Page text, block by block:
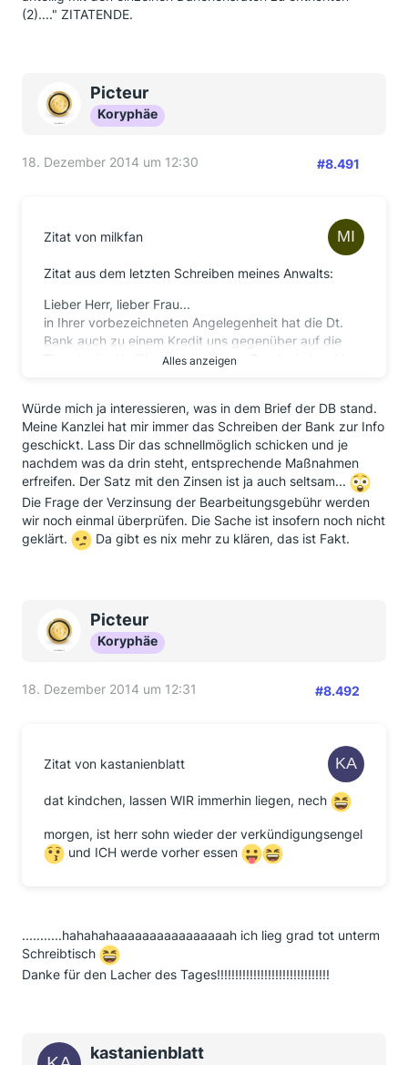
(2)...." ZITATENDE.
Picteur
Koryphäe
18. Dezember 2014 um 12:30 #8.491
Zitat von milkfan
Zitat aus dem letzten Schreiben meines Anwalts:
Lieber Herr, lieber Frau...
in Ihrer vorbezeichneten Angelegenheit hat die Dt.
Bank auch zu einem Kredit uns gegenüber auf die
Einrede der Verjährung verzichtet. Damit sind wohl
die Einrede der Verjährung, soweit nicht schon
Verjährung eingetreten ist, verzichtet. Insofern bedarf
es nach diesseitiger Überprüfung keines
Mahnverfahrens mehr gegen die Deutsche Bank.
Die Frage der Verzinsung der Bearbeitungsgebühr
werden wir noch einmal überprüfen. Die Sache ist
insofern noch nicht geklärt.
Mit freundlichen Grüßen
Das glaube ich ja einfach nicht! Dass der Brief ohne
Verjährung gehemmt?
Ich glaube langsam, dass wir am Ende völlig ohne
Geld dastehen
Alles anzeigen
Würde mich ja interessieren, was in dem Brief der DB stand.
Meine Kanzlei hat mir immer das Schreiben der Bank zur Info
geschickt. Lass Dir das schnellmöglich schicken und je
nachdem was da drin steht, entsprechende Maßnahmen
erfreifen. Der Satz mit den Zinsen ist ja auch seltsam...
Die Frage der Verzinsung der Bearbeitungsgebühr werden
wir noch einmal überprüfen. Die Sache ist insofern noch nicht
geklärt.
Da gibt es nix mehr zu klären, das ist Fakt.
Picteur
Koryphäe
18. Dezember 2014 um 12:31 #8.492
Zitat von kastanienblatt
dat kindchen, lassen WIR immerhin liegen, nech
morgen, ist herr sohn wieder der verkündigungsengel
und ICH werde vorher essen
...........hahahahaaaaaaaaaaaaaaaah ich lieg grad tot unterm
Schreibtisch
Danke für den Lacher des Tages!!!!!!!!!!!!!!!!!!!!!!!!!!!!!!!
kastanienblatt